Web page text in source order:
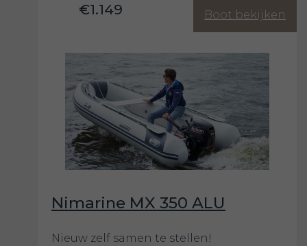
€1.149 Boot bekijken
Nimarine MX 350 ALU
Nieuw zelf samen te stellen!